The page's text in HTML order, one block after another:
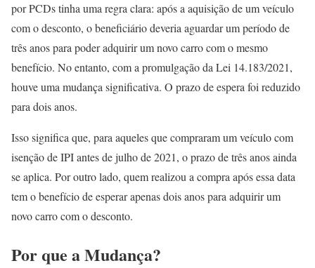
por PCDs tinha uma regra clara: após a aquisição de um veículo
com o desconto, o beneficiário deveria aguardar um período de
três anos para poder adquirir um novo carro com o mesmo
benefício. No entanto, com a promulgação da Lei 14.183/2021,
houve uma mudança significativa. O prazo de espera foi reduzido
para dois anos.
Isso significa que, para aqueles que compraram um veículo com
isenção de IPI antes de julho de 2021, o prazo de três anos ainda
se aplica. Por outro lado, quem realizou a compra após essa data
tem o benefício de esperar apenas dois anos para adquirir um
novo carro com o desconto.
Por que a Mudança?